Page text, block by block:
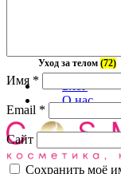
Уход за телом (72)
Блог
О нас
Имя *
Email *
Сайт
Сохранить моё